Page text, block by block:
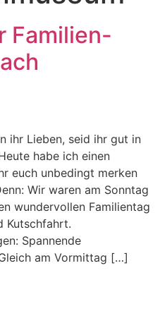
Familien-
ihr Lieben, seid ihr gut in
habe ich einen
euch unbedingt merken
Wir waren am Sonntag
wundervollen Familientag
Kutschfahrt.
Spannende
am Vormittag […]